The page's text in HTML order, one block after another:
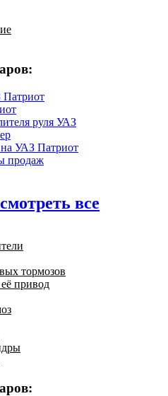
Патриот
руля УАЗ
УАЗ Патриот
продаж
все
тормозов
привод